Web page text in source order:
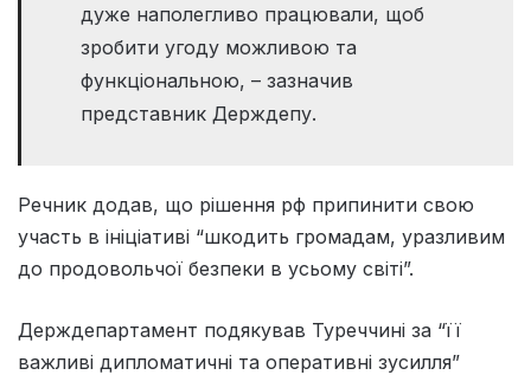
дуже наполегливо працювали, щоб
зробити угоду можливою та
функціональною, – зазначив
представник Держдепу.
Речник додав, що рішення рф припинити свою
участь в ініціативі “шкодить громадам, уразливим
до продовольчої безпеки в усьому світі”.
Держдепартамент подякував Туреччині за “її
важливі дипломатичні та оперативні зусилля”